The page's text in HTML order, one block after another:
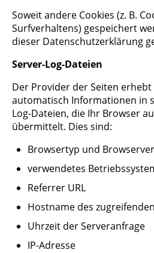
Soweit andere Cookies (z. B.
Surfverhaltens) gespeichert
dieser Datenschutzerklärung
Server-Log-Dateien
Der Provider der Seiten
automatisch Informationen in
Log-Dateien, die Ihr Browser
übermittelt. Dies sind:
Browsertyp und
verwendetes
Referrer URL
Hostname des
Uhrzeit der Serveranfrage
IP-Adresse